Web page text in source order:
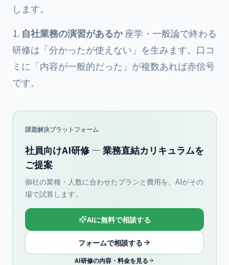
します。
自社業務の演習があるか座学・一般論で終わる
研修は「分かったが使えない」を生みます。口コ
ミに「内容が一般的だった」が複数あれば赤信号
です。
課題解決プラットフォーム
社員向けAI研修 — 業務直結カリキュラムを
ご提案
御社の業種・人数に合わせたプランと費用を、AIがその
場で試算します。
AIに無料で相談する
フォームで相談する
AI研修の内容・料金を見る